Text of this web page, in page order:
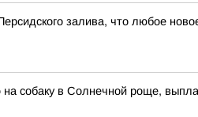
залива, что любое
на собаку в Солнечной роще,